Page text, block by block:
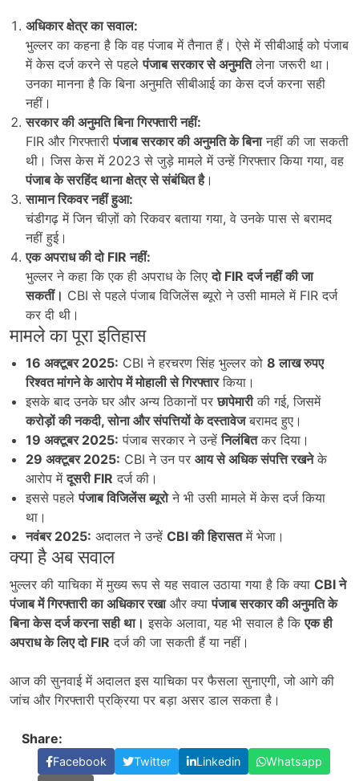
अधिकार क्षेत्र का सवाल:
भुल्लर का कहना है कि वह पंजाब में तैनात हैं। ऐसे में सीबीआई को पंजाब
में केस दर्ज करने से पहलेपंजाब सरकार से अनुमतिलेना जरूरी था।
उनका मानना है कि बिना अनुमति सीबीआई का केस दर्ज करना सही
नहीं।
सरकार की अनुमति बिना गिरफ्तारी नहीं:
FIR और गिरफ्तारीपंजाब सरकार की अनुमति के बिनानहीं की जा सकती
थी। जिस केस में 2023 से जुड़े मामले में उन्हें गिरफ्तार किया गया, वह
पंजाब के सरहिंद थाना क्षेत्र से संबंधित है।
सामान रिकवर नहीं हुआ:
चंडीगढ़ में जिन चीज़ों को रिकवर बताया गया, वे उनके पास से बरामद
नहीं हुई।
एक अपराध की दो FIRनहीं:
भुल्लर ने कहा कि एक ही अपराध के लिएदो FIRदर्ज नहीं की जा
सकतीं। CBI से पहले पंजाब विजिलेंस ब्यूरो ने उसी मामले में FIR दर्ज
कर दी थी।
मामले का पूरा इतिहास
16 अक्टूबर 2025: CBI ने हरचरण सिंह भुल्लर को 8लाख रुपए
रिश्वत मांगने के आरोप में मोहाली से गिरफ्तारकिया।
इसके बाद उनके घर और अन्य ठिकानों परछापेमारीकी गई, जिसमें
करोड़ों की नकदी,सोना और संपत्तियों के दस्तावेजबरामद हुए।
19 अक्टूबर 2025: पंजाब सरकार ने उन्हेंनिलंबितकर दिया।
29 अक्टूबर 2025: CBI ने उन पर आय से अधिक संपत्ति रखनेके
आरोप मेंदूसरी FIR दर्ज की।
इससे पहलेपंजाब विजिलेंस ब्यूरोने भी उसी मामले में केस दर्ज किया
था।
नवंबर 2025: अदालत ने उन्हें CBIकी हिरासतमें भेजा।
क्या है अब सवाल
भुल्लर की याचिका में मुख्य रूप से यह सवाल उठाया गया है कि क्या CBIने
पंजाब में गिरफ्तारी का अधिकार रखाऔर क्यापंजाब सरकार की अनुमति के
बिना केस दर्ज करना सही था। इसके अलावा, यह भी सवाल है किएक ही
अपराध के लिए दो FIR दर्ज की जा सकती हैं या नहीं।
आज की सुनवाई में अदालत इस याचिका पर फैसला सुनाएगी, जो आगे की
जांच और गिरफ्तारी प्रक्रिया पर बड़ा असर डाल सकता है।
Share:
Facebook Twitter Linkedin Whatsapp